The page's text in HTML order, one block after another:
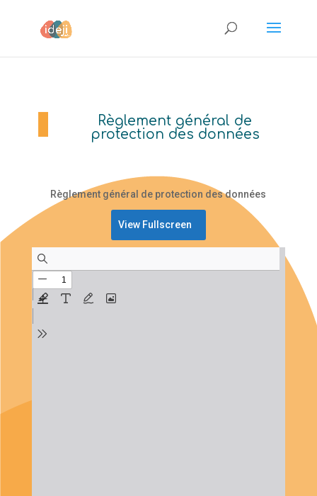
Règlement général de
protection des données
Règlement général de protection des données
View Fullscreen